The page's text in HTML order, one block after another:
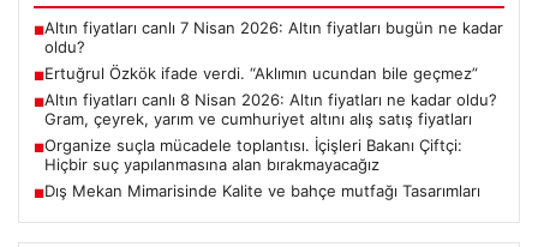
■Altın fiyatları canlı 7 Nisan 2026: Altın fiyatları bugün ne kadar
oldu?
■Ertuğrul Özkök ifade verdi. “Aklımın ucundan bile geçmez”
■Altın fiyatları canlı 8 Nisan 2026: Altın fiyatları ne kadar oldu?
Gram, çeyrek, yarım ve cumhuriyet altını alış satış fiyatları
■Organize suçla mücadele toplantısı. İçişleri Bakanı Çiftçi:
Hiçbir suç yapılanmasına alan bırakmayacağız
■Dış Mekan Mimarisinde Kalite ve bahçe mutfağı Tasarımları